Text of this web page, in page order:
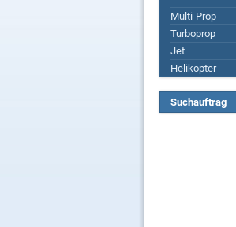
Multi-Prop
Turboprop
Jet
Helikopter
Suchauftrag